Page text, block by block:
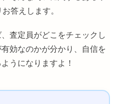
答えします。
査定員がどこをチェックし
効なのかが分かり、自信を
うになりますよ！